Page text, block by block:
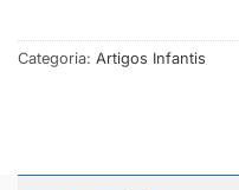
Categoria: Artigos Infantis